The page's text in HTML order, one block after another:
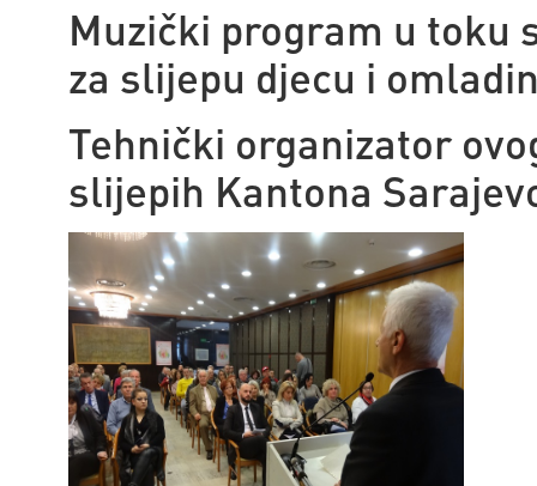
Muzički program u toku
za slijepu djecu i
Tehnički organizator
slijepih Kantona